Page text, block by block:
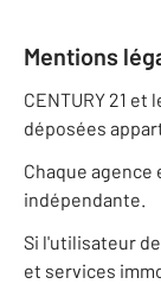
Mentions
CENTURY 21 et
déposées
Chaque
indépendante.
Si l'utilisateur
et services